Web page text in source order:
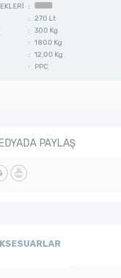
:
: 270 Lt
: 300 Kg
: 1800 Kg
: 12,00 Kg
: PPC
PAYLAŞ